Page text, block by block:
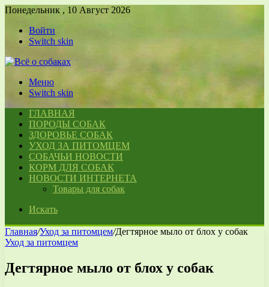
Понедельник , 10 Август 2026
Войти
Switch skin
Меню
Switch skin
ГЛАВНАЯ
ПОРОДЫ СОБАК
ЗДОРОВЬЕ СОБАК
УХОД ЗА ПИТОМЦЕМ
СОБАЧЬИ НОВОСТИ
КОРМ ДЛЯ СОБАК
НОВОСТИ ИНТЕРНЕТА
Товары для собак
Искать
Главная/Уход за питомцем/Дегтярное мыло от блох у собак
Уход за питомцем
Дегтярное мыло от блох у собак